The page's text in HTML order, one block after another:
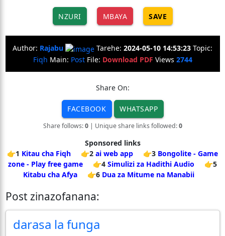
NZURI MBAYA SAVE
Author: Rajabu Tarehe: 2024-05-10 14:53:23 Topic:
Fiqh Main: PostFile: Download PDF Views 2744
Share On:
FACEBOOK WHATSAPP
Share follows:0| Unique share links followed:0
Sponsored links
👉1 Kitau cha Fiqh 👉2 ai web app 👉3 Bongolite - Game
zone - Play free game
👉4 Simulizi za Hadithi Audio
👉5
Kitabu cha Afya
👉6 Dua za Mitume na Manabii
Post zinazofanana:
darasa la funga